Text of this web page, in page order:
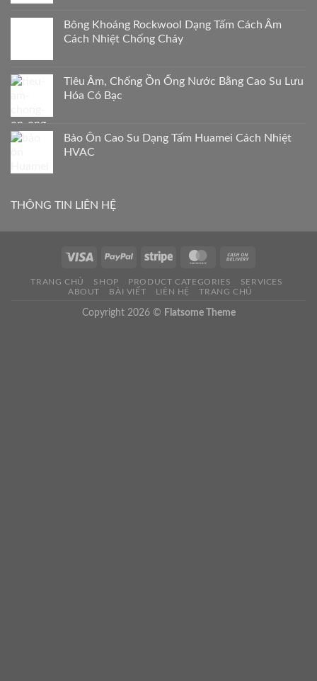
Bông Khoáng Rockwool Dạng Tấm Cách Âm
Cách Nhiệt Chống Cháy
Tiêu Âm, Chống Ồn Ống Nước Bằng Cao Su Lưu
Hóa Có Bạc
Bảo Ôn Cao Su Dạng Tấm Huamei Cách Nhiệt
HVAC
THÔNG TIN LIÊN HỆ
TRANG CHỦ SHOP PRODUCT CATEGORIES
SERVICES
ABOUT
BÀI VIẾT LIÊN HỆ TRANG CHỦ
Copyright 2026 © Flatsome Theme